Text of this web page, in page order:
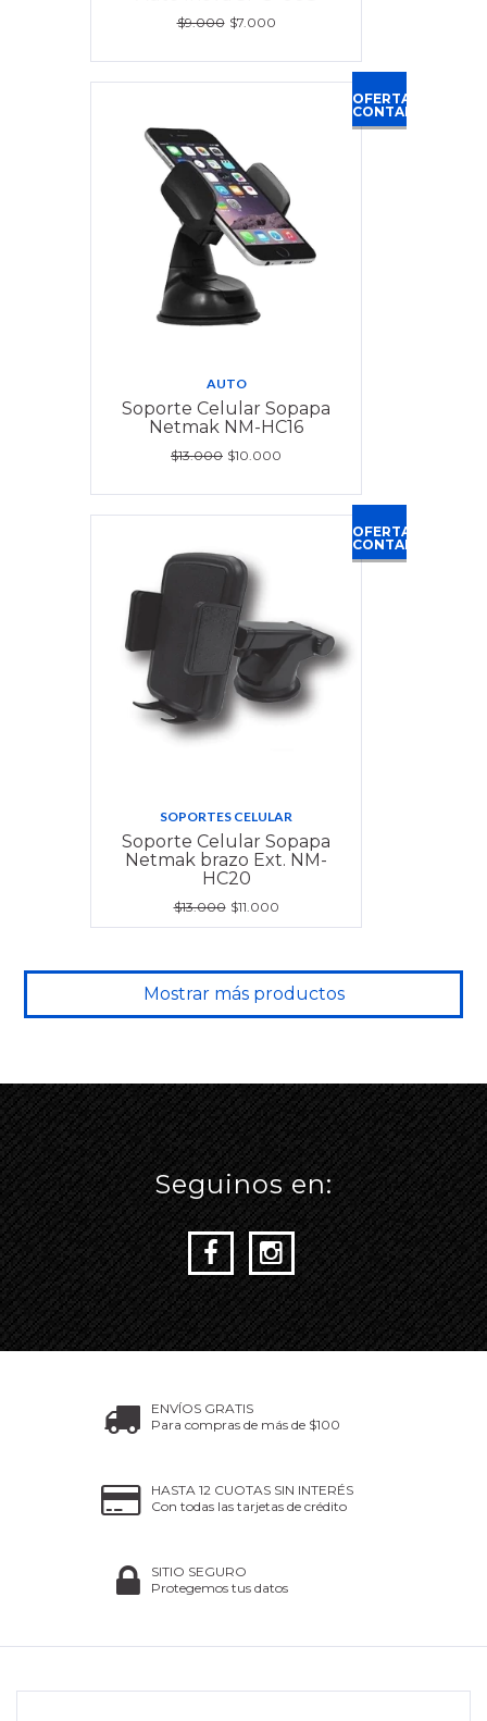
$9.000 $7.000
OFERTA
CONTADO
AUTO
Soporte Celular Sopapa
Netmak NM-HC16
$13.000 $10.000
OFERTA
CONTADO
SOPORTES CELULAR
Soporte Celular Sopapa
Netmak brazo Ext. NM-
HC20
$13.000 $11.000
Mostrar más productos
Seguinos en:
ENVÍOS GRATIS
Para compras de más de $100
HASTA 12 CUOTAS SIN INTERÉS
Con todas las tarjetas de crédito
SITIO SEGURO
Protegemos tus datos